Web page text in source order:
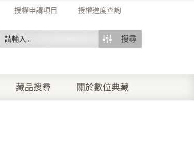
授權申請項目 授權進度查詢
搜尋
藏品搜尋 關於數位典藏